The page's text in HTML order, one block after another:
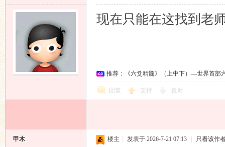
现在只能在这找到老
推荐：《六爻精髓》（上中下）—世界首部
回复 支持 反对
甲木 楼主 发表于 2026-7-21 07:13 只看该作